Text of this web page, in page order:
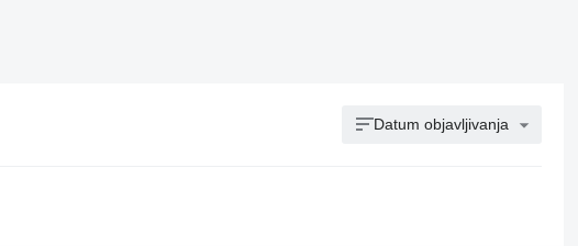
Datum objavljivanja